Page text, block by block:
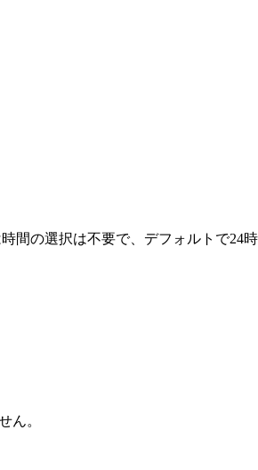
の選択は不要で、デフォルトで24時
ん。